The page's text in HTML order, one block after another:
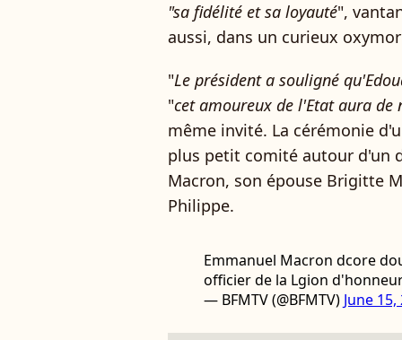
"sa fidélité et sa loyauté",
aussi, dans un curieux
"Le président a souligné
"cet amoureux de l'Etat aura de
même invité. La cérémonie
plus petit comité autour d'un
Macron, son épouse Brigitte
Philippe.
Emmanuel Macron dcore
officier de la Lgion
— BFMTV (@BFMTV) June 15,